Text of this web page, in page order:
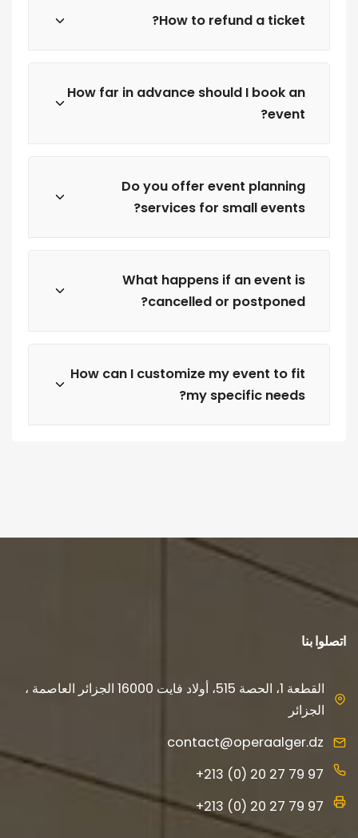
How to refund a ticket?
How far in advance should I book an
event?
Do you offer event planning
services for small events?
What happens if an event is
cancelled or postponed?
How can I customize my event to fit
my specific needs?
اتصلوا بنا
القطعة 1، الحصة 515، أولاد فايت 16000 الجزائر العاصمة ،
الجزائر
contact@operaalger.dz
+213 (0) 20 27 79 97
+213 (0) 20 27 79 97